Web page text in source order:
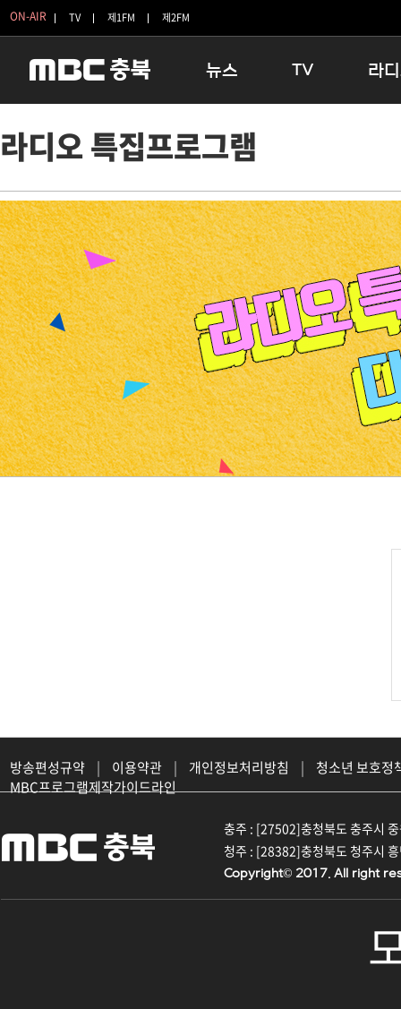
ON-AIR TV 제1FM 제2FM
뉴스
충청북도 교육청
괴산
단양
보은
영동
옥천
음성
제천
증평
진천
TV
충북 시사토론 창
전국시대
시청자 FLEX
특집프로그램
TV 속 정보
종영프로그램
라
우리 고
라디오특
라디오 특집프로그램
방송편성규약 | 이용약관 | 개인정보처리방침 |
청소년 보호정
MBC프로그램제작가이드라인
충주 : [27502]충청북도 충주시
청주 : [28382]충청북도 청주시
Copyright© 2017. All right